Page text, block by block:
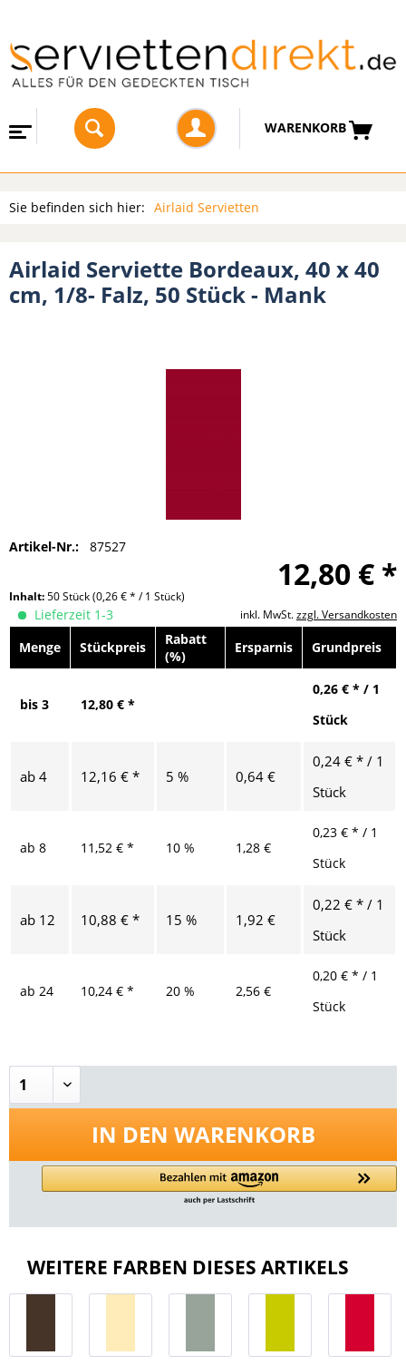
WARENKORB
Sie befinden sich hier: Airlaid Servietten
Airlaid Serviette Bordeaux, 40 x 40
cm, 1/8- Falz, 50 Stück - Mank
Artikel-Nr.: 87527
12,80 € *
Inhalt:50 Stück(0,26 € * / 1 Stück)
inkl. MwSt.zzgl. Versandkosten
Lieferzeit 1-3
Menge
Stückpreis
Rabatt
(%)
Ersparnis Grundpreis
bis 3 12,80 € *
0,26 € * / 1
Stück
ab 4 12,16 € * 5 % 0,64 €
0,24 € * / 1
Stück
ab 8 11,52 € * 10 % 1,28 €
0,23 € * / 1
Stück
ab 12 10,88 € * 15 % 1,92 €
0,22 € * / 1
Stück
ab 24 10,24 € * 20 % 2,56 €
0,20 € * / 1
Stück
IN DEN WARENKORB
WEITERE FARBEN DIESES ARTIKELS